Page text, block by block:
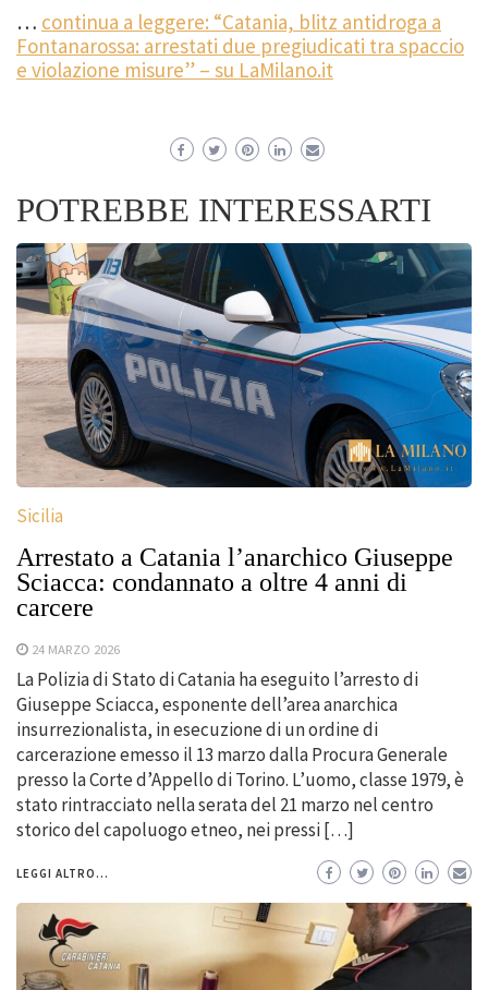
… continua a leggere: “Catania, blitz antidroga a
Fontanarossa: arrestati due pregiudicati tra spaccio
e violazione misure” – su LaMilano.it
POTREBBE INTERESSARTI
Sicilia
Arrestato a Catania l’anarchico Giuseppe
Sciacca: condannato a oltre 4 anni di
carcere
24 MARZO 2026
La Polizia di Stato di Catania ha eseguito l’arresto di
Giuseppe Sciacca, esponente dell’area anarchica
insurrezionalista, in esecuzione di un ordine di
carcerazione emesso il 13 marzo dalla Procura Generale
presso la Corte d’Appello di Torino. L’uomo, classe 1979, è
stato rintracciato nella serata del 21 marzo nel centro
storico del capoluogo etneo, nei pressi […]
LEGGI ALTRO...